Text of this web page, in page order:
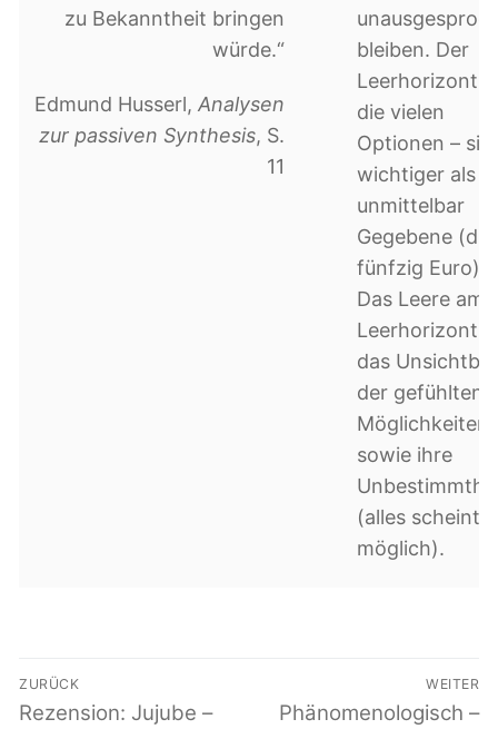
zu Bekanntheit bringen
würde.“
Edmund Husserl,Analysen
zur passiven Synthesis, S.
11
bleiben. Der
Leerhorizont –
die vielen
Optionen –
wichtiger als
unmittelbar
Gegebene (die
fünfzig Euro).
Das Leere am
Leerhorizont
das
der gefühlten
Möglichkeiten,
sowie ihre
(alles scheint
möglich).
Beitragsnavigation
ZURÜCK
Vorheriger
Rezension: Jujube –
WEITER
Nächster
Phänomenologisch –